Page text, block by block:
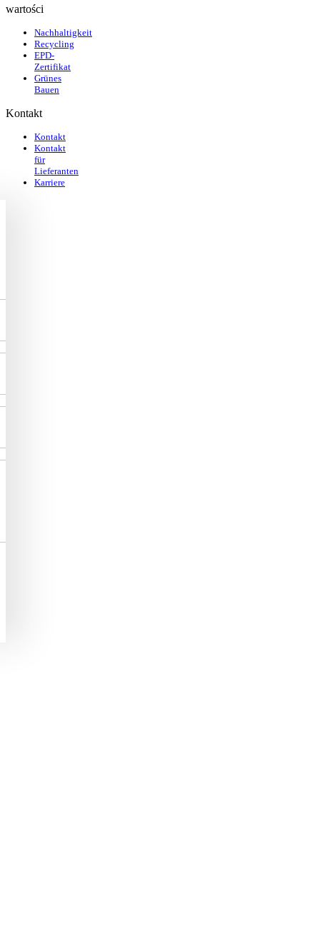
wartości
Nachhaltigkeit
Recycling
EPD-
Zertifikat
Grünes
Bauen
Kontakt
Kontakt
Kontakt
für
Lieferanten
Karriere